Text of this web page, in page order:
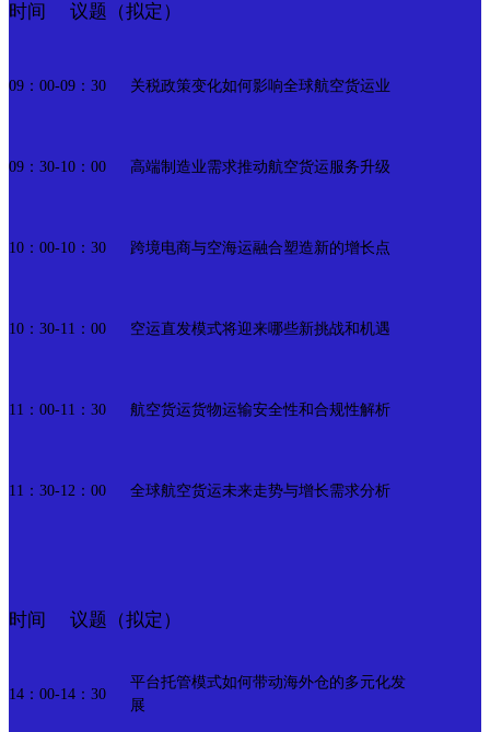
时间 议题（拟定）
09：00-09：30 关税政策变化如何影响全球航空货运业
09：30-10：00 高端制造业需求推动航空货运服务升级
10：00-10：30 跨境电商与空海运融合塑造新的增长点
10：30-11：00 空运直发模式将迎来哪些新挑战和机遇
11：00-11：30 航空货运货物运输安全性和合规性解析
11：30-12：00 全球航空货运未来走势与增长需求分析
时间 议题（拟定）
14：00-14：30
平台托管模式如何带动海外仓的多元化发
展